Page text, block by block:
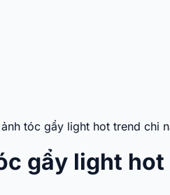
tóc gẩy light hot trend chi
gẩy light